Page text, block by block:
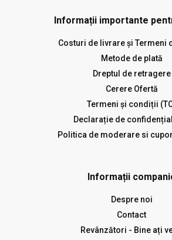
Informații importante
Costuri de livrare și Termeni
Metode de plată
Dreptul de retragere
Cerere Ofertă
Termeni și condiții
Declarație de
Politica de moderare si
Informații
Despre noi
Contact
Revânzători - Bine ați